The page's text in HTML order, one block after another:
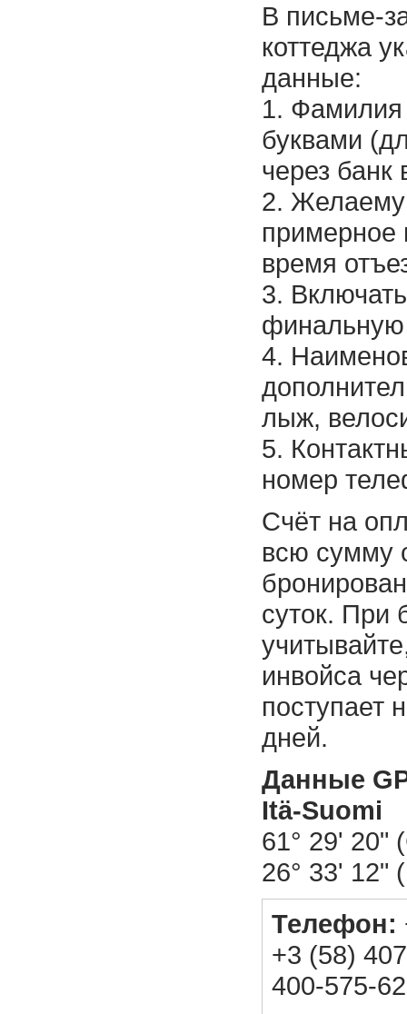
В письме-
коттеджа
данные:
1. Фамилия
буквами
через
2.
примерное
время
3.
финальную
4.
лыж,
5.
номер
Счёт на
всю сумму
суток. При
инвойса
поступает
дней.
Данные
Itä-Suomi
61° 29' 20"
26° 33' 12"
Телефон:
+3 (58)
400-575-